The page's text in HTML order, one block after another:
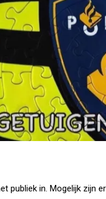
publiek in. Mogelijk zijn